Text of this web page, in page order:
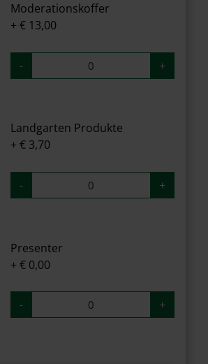
Moderationskoffer
+ € 13,00
- +
Landgarten Produkte
+ € 3,70
- +
Presenter
+ € 0,00
- +